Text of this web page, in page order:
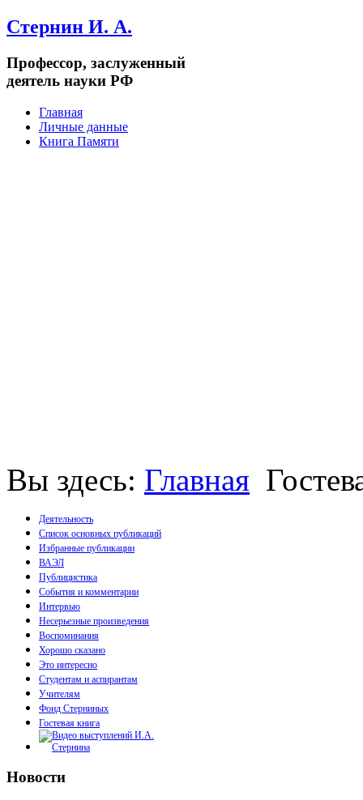
Стернин И. А.
Профессор, заслуженный
деятель науки РФ
Главная
Личные данные
Книга Памяти
Вы здесь: Главная
Деятельность
Список основных публикаций
Монографии
Брошюры
Статьи
Избранные публикации
ВАЭЛ
Публицистика
События и комментарии
Интервью
Несерьезные произведения
Воспоминания
Хорошо сказано
Это интересно
Студентам и аспирантам
Учителям
Фонд Стерниных
Гостевая книга
Новости